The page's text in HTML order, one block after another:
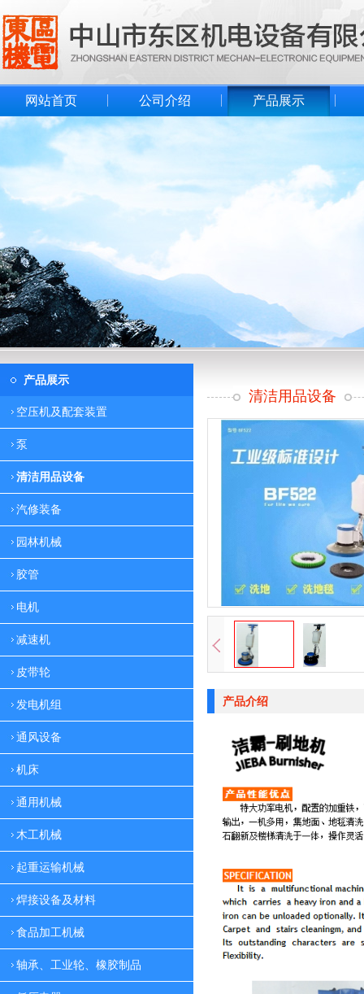
网站首页 公司介绍 产品展示
产品展示
空压机及配套装置
泵
清洁用品设备
汽修装备
园林机械
胶管
电机
减速机
皮带轮
发电机组
通风设备
机床
通用机械
木工机械
起重运输机械
焊接设备及材料
食品加工机械
轴承、工业轮、橡胶制品
清洁用品设备
产品介绍